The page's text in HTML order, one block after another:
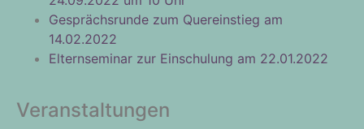
Gesprächsrunde zum Quereinstieg am
14.02.2022
Elternseminar zur Einschulung am 22.01.2022
Veranstaltungen